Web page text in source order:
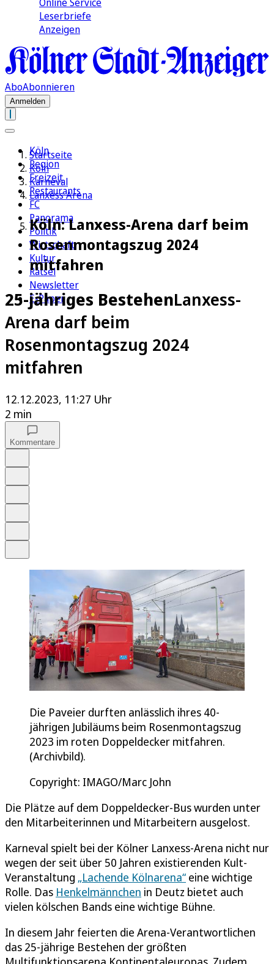
Leserbriefe
Anzeigen
AboAbonnieren
Anmelden
Köln
Region
Freizeit
Restaurants
FC
Panorama
Politik
Wirtschaft
Kultur
Rätsel
Newsletter
E-Paper
Startseite
Köln
Karneval
Lanxess Arena
Köln: Lanxess-Arena darf beim
Rosenmontagszug 2024
mitfahren
25-jähriges BestehenLanxess-
Arena darf beim
Rosenmontagszug 2024
mitfahren
12.12.2023, 11:27 Uhr
2 min
Kommentare
Die Paveier durften anlässlich ihres 40-
jährigen Jubiläums beim Rosenmontagszug
2023 im roten Doppeldecker mitfahren.
(Archivbild).
Copyright: IMAGO/Marc John
Die Plätze auf dem Doppeldecker-Bus wurden unter
den Mitarbeiterinnen und Mitarbeitern ausgelost.
Karneval spielt bei der Kölner Lanxess-Arena nicht nur
wegen der seit über 50 Jahren existierenden Kult-
Veranstaltung „Lachende Kölnarena“ eine wichtige
Rolle. Das Henkelmännchen in Deutz bietet auch
vielen kölschen Bands eine wichtige Bühne.
In diesem Jahr feierten die Arena-Verantwortlichen
das 25-jährige Bestehen der größten